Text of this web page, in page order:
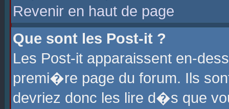
Revenir en haut de page
Que sont les Post-it ?
Les Post-it apparaissent en-
premi�re page du forum. Ils
devriez donc les lire d�s que